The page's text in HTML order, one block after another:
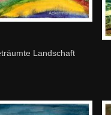
Landschaft